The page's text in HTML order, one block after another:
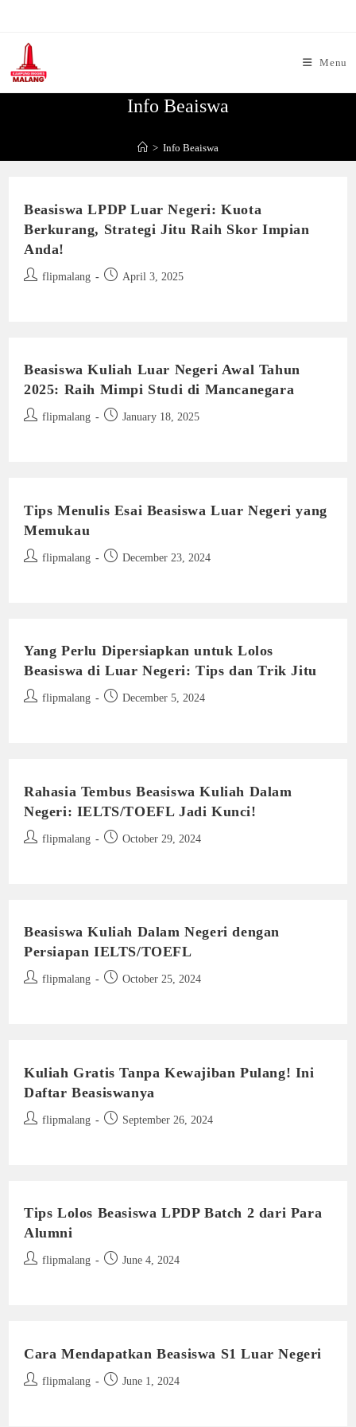
content
Menu
Info Beaiswa
> Info Beaiswa
Beasiswa LPDP Luar Negeri: Kuota
Berkurang, Strategi Jitu Raih Skor Impian
Anda!
Post flipmalang
Post April 3, 2025
Beasiswa Kuliah Luar Negeri Awal Tahun
2025: Raih Mimpi Studi di Mancanegara
Post flipmalang
Post January 18, 2025
Tips Menulis Esai Beasiswa Luar Negeri yang
Memukau
Post flipmalang
Post December 23, 2024
Yang Perlu Dipersiapkan untuk Lolos
Beasiswa di Luar Negeri: Tips dan Trik Jitu
Post flipmalang
Post December 5, 2024
Rahasia Tembus Beasiswa Kuliah Dalam
Negeri: IELTS/TOEFL Jadi Kunci!
Post flipmalang
Post October 29, 2024
Beasiswa Kuliah Dalam Negeri dengan
Persiapan IELTS/TOEFL
Post flipmalang
Post October 25, 2024
Kuliah Gratis Tanpa Kewajiban Pulang! Ini
Daftar Beasiswanya
Post flipmalang
Post September 26, 2024
Tips Lolos Beasiswa LPDP Batch 2 dari Para
Alumni
Post flipmalang
Post June 4, 2024
Cara Mendapatkan Beasiswa S1 Luar Negeri
Post flipmalang
Post June 1, 2024